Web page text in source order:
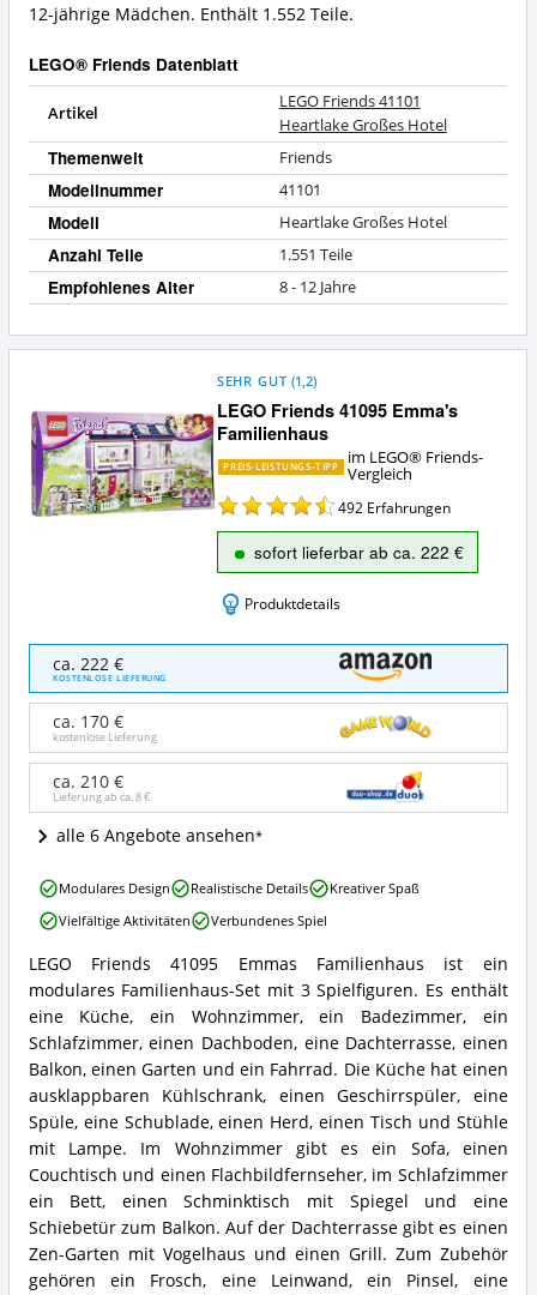
12-jährige Mädchen. Enthält 1.552 Teile.
LEGO® Friends Datenblatt
Artikel
LEGO Friends 41101
Heartlake Großes Hotel
Themenwelt Friends
Modellnummer 41101
Modell Heartlake Großes Hotel
Anzahl Teile 1.551 Teile
Empfohlenes Alter 8 - 12 Jahre
LEGO Friends 41095 Emma's
Familienhaus
SEHR GUT (1,2)
PREIS-LEISTUNGS-TIPP
im LEGO® Friends-
Vergleich
492 Erfahrungen
sofort lieferbar ab ca. 222 €
Produktdetails
LEGO
Friends
41095
Emma's
Familienhaus
Angebote:
LEGO®
Friends
ca. 222 €
KOSTENLOSE LIEFERUNG
ca. 170 €
kostenlose Lieferung
ca. 210 €
Lieferung ab ca.8 €
alle 6 Angebote ansehen
LEGO
Friends
41095
Emma's
Familienhaus
Zusammenfassung:
Was
bietet
LEGO®
Friends?
LEGO Friends 41095 Emmas Familienhaus ist ein
modulares Familienhaus-Set mit 3 Spielfiguren. Es enthält
eine Küche, ein Wohnzimmer, ein Badezimmer, ein
Schlafzimmer, einen Dachboden, eine Dachterrasse, einen
Balkon, einen Garten und ein Fahrrad. Die Küche hat einen
ausklappbaren Kühlschrank, einen Geschirrspüler, eine
Spüle, eine Schublade, einen Herd, einen Tisch und Stühle
mit Lampe. Im Wohnzimmer gibt es ein Sofa, einen
Couchtisch und einen Flachbildfernseher, im Schlafzimmer
ein Bett, einen Schminktisch mit Spiegel und eine
Schiebetür zum Balkon. Auf der Dachterrasse gibt es einen
Zen-Garten mit Vogelhaus und einen Grill. Zum Zubehör
gehören ein Frosch, eine Leinwand, ein Pinsel, eine
LEGO
Friends
41095
Familienhaus
Vorteile:
Was
spricht
für
LEGO®
Friends?
Modulares Design Realistische Details
Kreativer Spaß
Vielfältige Aktivitäten
Verbundenes Spiel